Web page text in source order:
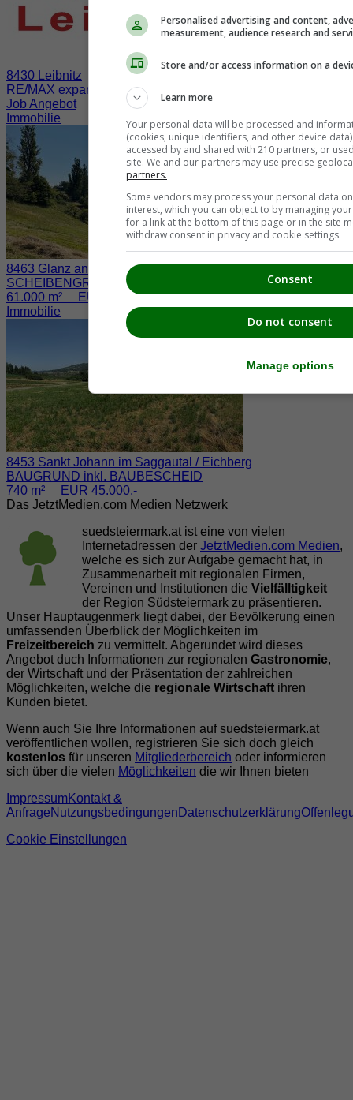
8430 Leibnitz
RE/MAX expandiert in der Südsteiermark
Job Angebot
Immobilie
8463 Glanz an der Weinstraße / Fötschach
SCHEIBENGRUND nahe der WEINSTRASSE
61.000 m² EUR 730.000.-
Immobilie
8453 Sankt Johann im Saggautal / Eichberg
BAUGRUND inkl. BAUBESCHEID
740 m² EUR 45.000.-
Das JetztMedien.com Medien Netzwerk
suedsteiermark.at ist eine von vielen
Internetadressen der JetztMedien.com Medien,
welche es sich zur Aufgabe gemacht hat, in
Zusammenarbeit mit regionalen Firmen,
Vereinen und Institutionen die Vielfälltigkeit
der Region Südsteiermark zu präsentieren.
Unser Hauptaugenmerk liegt dabei, der Bevölkerung einen
umfassenden Überblick der Möglichkeiten im
Freizeitbereich zu vermittelt. Abgerundet wird dieses
Angebot duch Informationen zur regionalen Gastronomie,
der Wirtschaft und der Präsentation der zahlreichen
Möglichkeiten, welche die regionale Wirtschaft ihren
Kunden bietet.
Wenn auch Sie Ihre Informationen auf suedsteiermark.at
veröffentlichen wollen, registrieren Sie sich doch gleich
kostenlos für unseren Mitgliederbereich oder informieren
sich über die vielen Möglichkeiten die wir Ihnen bieten
ImpressumKontakt &
AnfrageNutzungsbedingungen Datenschutzerklärung
Cookie Einstellungen
Personalised advertising and content,
measurement, audience research and
Store and/or access information on a
Learn more
Your personal data will be processed and
(cookies, unique identifiers, and other device
accessed by and shared with 210 partners, or
site. We and our partners may use precise
partners.
Some vendors may process your personal data
interest, which you can object to by managing
for a link at the bottom of this page or in the site
withdraw consent in privacy and cookie settings.
Consent
Do not consent
Manage options